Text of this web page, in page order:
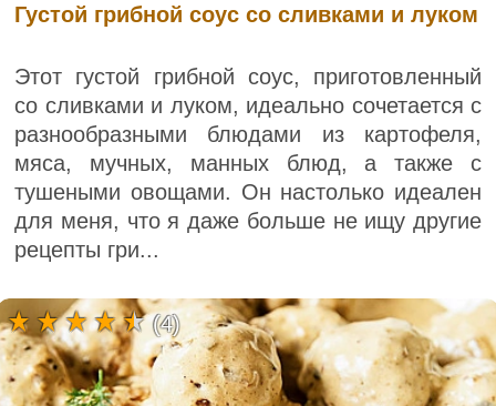
Густой грибной соус со сливками и луком
Этот густой грибной соус, приготовленный
со сливками и луком, идеально сочетается с
разнообразными блюдами из картофеля,
мяса, мучных, манных блюд, а также с
тушеными овощами. Он настолько идеален
для меня, что я даже больше не ищу другие
рецепты гри...
(4)